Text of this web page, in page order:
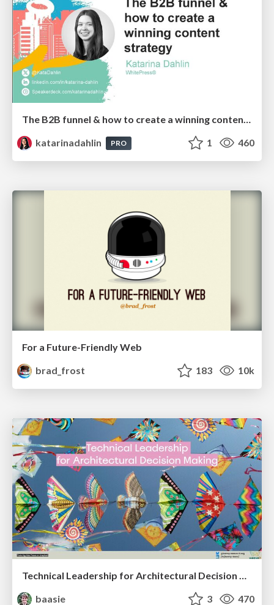
The B2B funnel & how to create a winning content strategy
katarinadahlin
PRO 1 460
For a Future-Friendly Web
brad_frost
183 10k
Technical Leadership for Architectural Decision Making
baasie
3 470